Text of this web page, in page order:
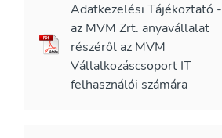
Adatkezelési Tájékoztató -
az MVM Zrt. anyavállalat
részéről az MVM
Vállalkozáscsoport IT
felhasználói számára